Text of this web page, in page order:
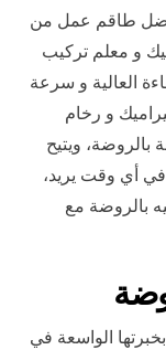
طاقم عمل من
و معلم تركيب
العالية و سرعة
و رخام
أنها متوفرة على مدار 24 ساعة بالروضة، ويتيح
أي وقت يريد،
بالروضة مع
بخبرتها الواسعة في